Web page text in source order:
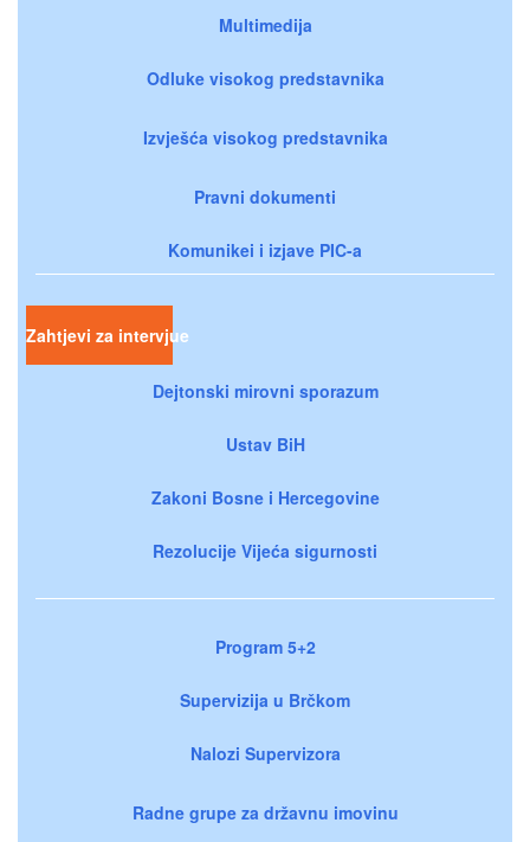
Multimedija
Odluke visokog predstavnika
Izvješća visokog predstavnika
Pravni dokumenti
Komunikei i izjave PIC-a
Zahtjevi za intervjue
Dejtonski mirovni sporazum
Ustav BiH
Zakoni Bosne i Hercegovine
Rezolucije Vijeća sigurnosti
Program 5+2
Supervizija u Brčkom
Nalozi Supervizora
Radne grupe za državnu imovinu